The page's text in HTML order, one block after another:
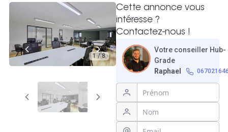
1 / 8
Cette annonce vous
intéresse ?
Contactez-nous !
Votre conseiller Hub-
Grade
Raphael